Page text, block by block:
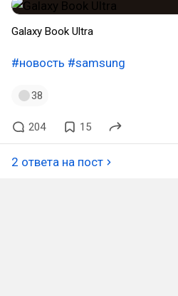
Galaxy Book Ultra
#новость #samsung
38
204 15
2 ответа на пост